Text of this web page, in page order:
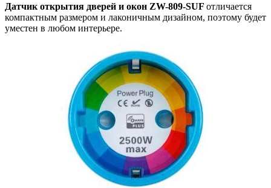
Датчик открытия дверей и окон ZW-809-SUF отличается
компактным размером и лаконичным дизайном, поэтому будет
уместен в любом интерьере.